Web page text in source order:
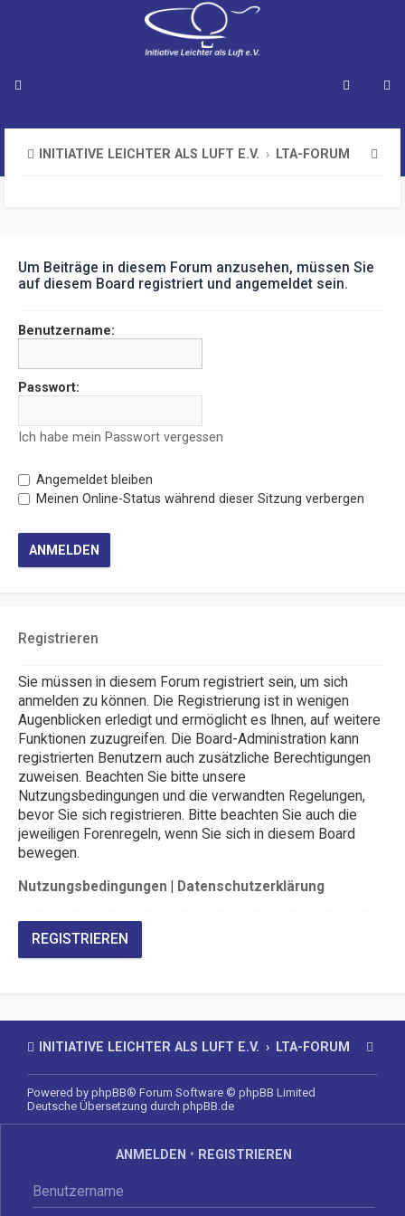
INITIATIVE LEICHTER ALS LUFT E.V. LTA-FORUM
Um Beiträge in diesem Forum anzusehen, müssen Sie
auf diesem Board registriert und angemeldet sein.
Benutzername:
Passwort:
Ich habe mein Passwort vergessen
Angemeldet bleiben
Meinen Online-Status während dieser Sitzung verbergen
Registrieren
Sie müssen in diesem Forum registriert sein, um sich
anmelden zu können. Die Registrierung ist in wenigen
Augenblicken erledigt und ermöglicht es Ihnen, auf weitere
Funktionen zuzugreifen. Die Board-Administration kann
registrierten Benutzern auch zusätzliche Berechtigungen
zuweisen. Beachten Sie bitte unsere
Nutzungsbedingungen und die verwandten Regelungen,
bevor Sie sich registrieren. Bitte beachten Sie auch die
jeweiligen Forenregeln, wenn Sie sich in diesem Board
bewegen.
Nutzungsbedingungen Datenschutzerklärung
REGISTRIEREN
INITIATIVE LEICHTER ALS LUFT E.V. LTA-FORUM
Powered by phpBB® Forum Software © phpBB Limited
Deutsche Übersetzung durch phpBB.de
ANMELDEN • REGISTRIEREN